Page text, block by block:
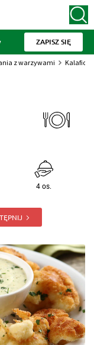
ZAPISZ SIĘ
z warzywami Kalafior
4 os.